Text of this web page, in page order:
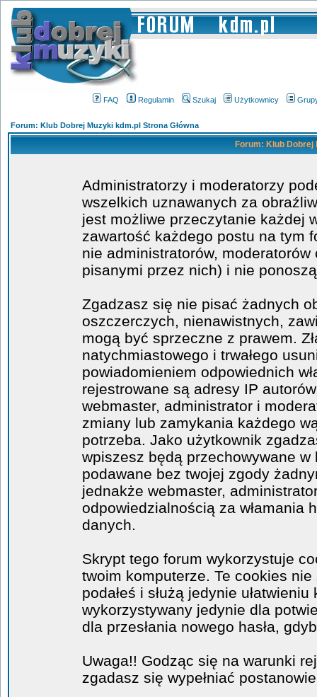
FAQ Regulamin Szukaj Użytkownicy
Forum: Klub Dobrej Muzyki kdm.pl Strona Główna
Forum: Klub
Administratorzy i moderatorzy
wszelkich uznawanych za
jest możliwe przeczytanie każdej
zawartość każdego postu na tym
nie administratorów,
pisanymi przez nich) i nie
Zgadzasz się nie pisać żadnych
oszczerczych, nienawistnych,
mogą być sprzeczne z prawem.
natychmiastowego i trwałego
powiadomieniem odpowiednich
rejestrowane są adresy IP
webmaster, administrator i
zmiany lub zamykania każdego
potrzeba. Jako użytkownik
wpiszesz będą przechowywane
podawane bez twojej zgody
jednakże webmaster,
odpowiedzialnością za włamania
danych.
Skrypt tego forum wykorzystuje
twoim komputerze. Te cookies
podałeś i służą jedynie
wykorzystywany jedynie dla
dla przesłania nowego hasła,
Uwaga!! Godząc się na warunki
zgadasz się wypełniać